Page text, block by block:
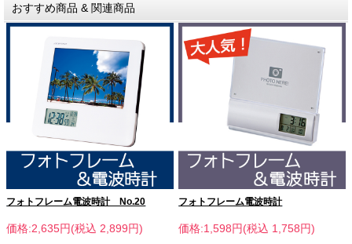
おすすめ商品 & 関連商品
フォトフレーム電波時計 No.20
価格:2,635円(税込 2,899円)
フォトフレーム電波時計
価格:1,598円(税込 1,758円)